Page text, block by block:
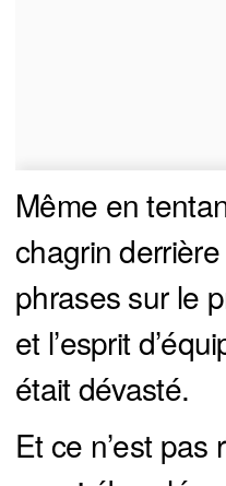
Même en
chagrin
phrases sur le
et l’esprit
était dévasté.
Et ce n’est